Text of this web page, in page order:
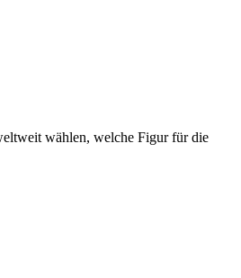
wählen, welche Figur für die